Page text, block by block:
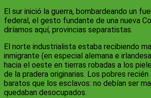
El sur inició la guerra, bombardeando un
federal, el gesto fundante de una nueva
diríamos aquí, provincias separatistas.
El norte industrialista estaba recibiendo
inmigrante (en especial alemana e
hacia el oeste en tierras robadas a los
de la pradera originarias. Los pobres
baratos que los esclavos: no debían ser
quedaban desocupados.